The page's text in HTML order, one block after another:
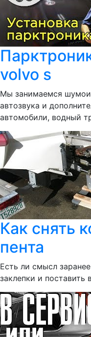
volvo s
Мы занимаемся
автозвука и
автомобили, водный
Как снять
пента
Есть ли смысл
заклепки и поставить